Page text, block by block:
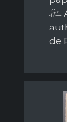
de